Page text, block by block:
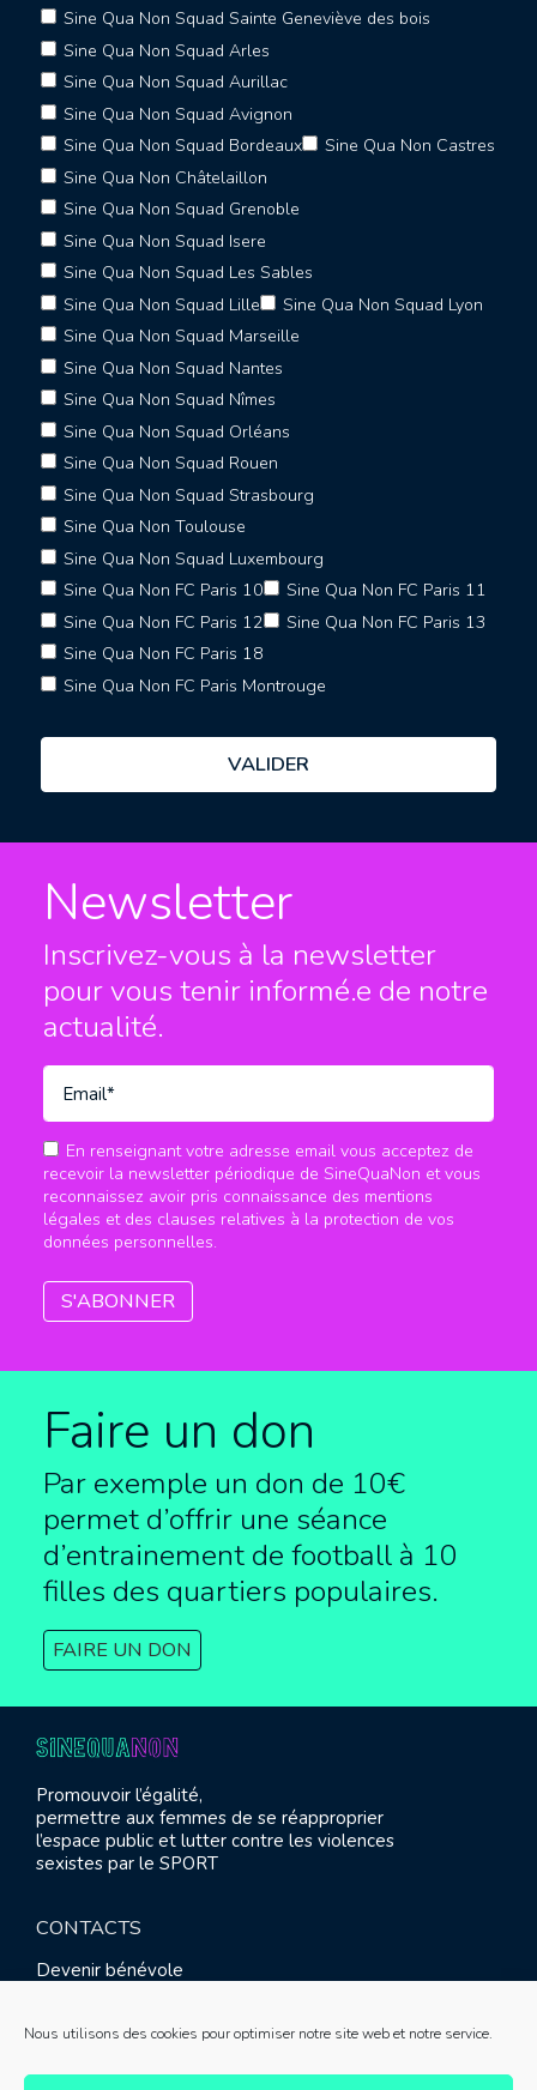
Nous utilisons des cookies pour optimiser notre site web et notre service.
Sine Qua Non Squad Sainte Geneviève des bois
Sine Qua Non Squad Arles
Sine Qua Non Squad Aurillac
Sine Qua Non Squad Avignon
Sine Qua Non Squad Bordeaux
Sine Qua Non Castres
Sine Qua Non Châtelaillon
Sine Qua Non Squad Grenoble
Sine Qua Non Squad Isere
Sine Qua Non Squad Les Sables
Sine Qua Non Squad Lille
Sine Qua Non Squad Lyon
Sine Qua Non Squad Marseille
Sine Qua Non Squad Nantes
Sine Qua Non Squad Nîmes
Sine Qua Non Squad Orléans
Sine Qua Non Squad Rouen
Sine Qua Non Squad Strasbourg
Sine Qua Non Toulouse
Sine Qua Non Squad Luxembourg
Sine Qua Non FC Paris 10
Sine Qua Non FC Paris 11
Sine Qua Non FC Paris 12
Sine Qua Non FC Paris 13
Sine Qua Non FC Paris 18
Sine Qua Non FC Paris Montrouge
Newsletter
Inscrivez-vous à la newsletter
pour vous tenir informé.e de notre
actualité.
En renseignant votre adresse email vous acceptez de
recevoir la newsletter périodique de SineQuaNon et vous
reconnaissez avoir pris connaissance des mentions
légales et des clauses relatives à la protection de vos
données personnelles.
Faire un don
Par exemple un don de 10€
permet d’offrir une séance
d’entrainement de football à 10
filles des quartiers populaires.
FAIRE UN DON
Promouvoir l’égalité,
permettre aux femmes de se réapproprier
l’espace public et lutter contre les violences
sexistes par le SPORT
CONTACTS
Devenir bénévole
Contact